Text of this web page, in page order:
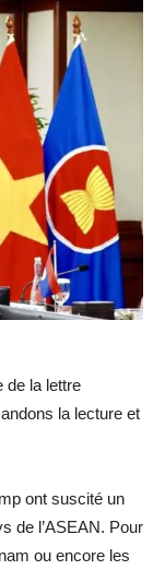
de la lettre
la lecture et
ont suscité un
de l’ASEAN. Pour
ou encore les